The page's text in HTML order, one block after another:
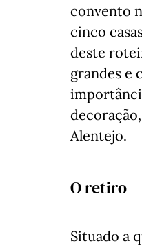
convento
cinco
deste
grandes e
Alentejo.
O retiro
Situado a